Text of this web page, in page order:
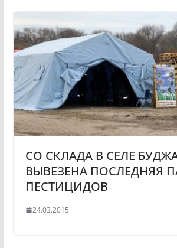
СО СКЛАДА В СЕЛЕ
ВЫВЕЗЕНА ПОСЛЕДНЯЯ
ПЕСТИЦИДОВ
24.03.2015